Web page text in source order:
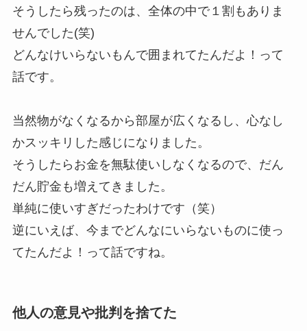
そうしたら残ったのは、全体の中で１割もありま
せんでした(笑)
どんなけいらないもんで囲まれてたんだよ！って
話です。
当然物がなくなるから部屋が広くなるし、心なし
かスッキリした感じになりました。
そうしたらお金を無駄使いしなくなるので、だん
だん貯金も増えてきました。
単純に使いすぎだったわけです（笑）
逆にいえば、今までどんなにいらないものに使っ
てたんだよ！って話ですね。
他人の意見や批判を捨てた